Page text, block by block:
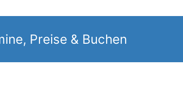
Preise & Buchen